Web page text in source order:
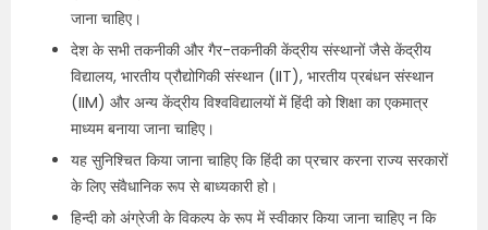
जाना चाहिए।
देश के सभी तकनीकी और गैर-तकनीकी केंद्रीय संस्थानों जैसे केंद्रीय
विद्यालय, भारतीय प्रौद्योगिकी संस्थान (IIT), भारतीय प्रबंधन संस्थान
(IIM) और अन्य केंद्रीय विश्वविद्यालयों में हिंदी को शिक्षा का एकमात्र
माध्यम बनाया जाना चाहिए।
यह सुनिश्चित किया जाना चाहिए कि हिंदी का प्रचार करना राज्य सरकारों
के लिए संवैधानिक रूप से बाध्यकारी हो।
हिन्दी को अंग्रेजी के विकल्प के रूप में स्वीकार किया जाना चाहिए न कि